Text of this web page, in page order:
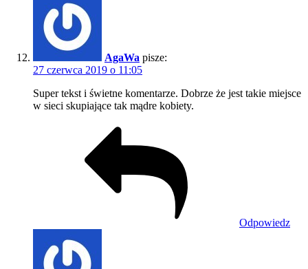
AgaWa pisze:
27 czerwca 2019 o 11:05
Super tekst i świetne komentarze. Dobrze że jest takie miejsce
w sieci skupiające tak mądre kobiety.
Odpowiedz